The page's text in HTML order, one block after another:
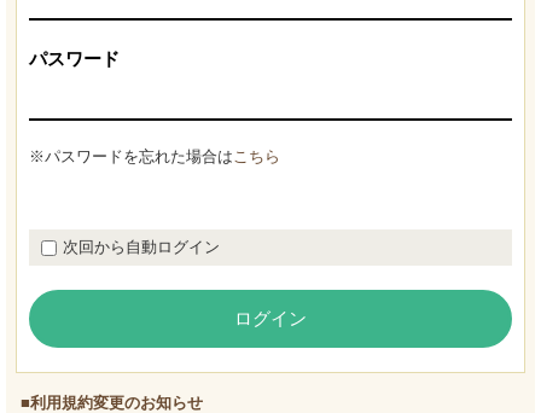
パスワード
※パスワードを忘れた場合はこちら
次回から自動ログイン
ログイン
■利用規約変更のお知らせ